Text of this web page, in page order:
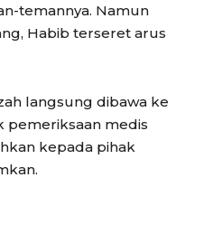
temannya. Namun
Habib terseret arus
langsung dibawa ke
pemeriksaan medis
kepada pihak